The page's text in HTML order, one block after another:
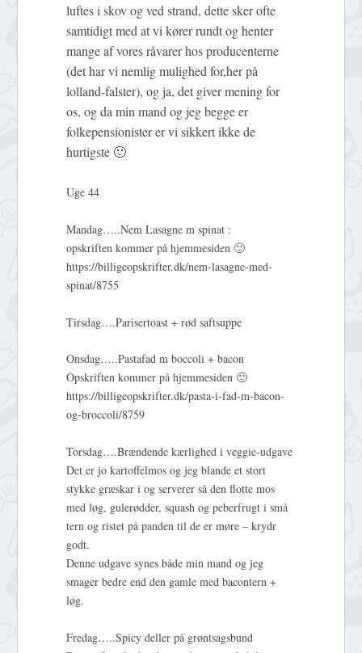
luftes i skov og ved strand, dette sker ofte
samtidigt med at vi kører rundt og henter
mange af vores råvarer hos producenterne
(det har vi nemlig mulighed for,her på
lolland-falster), og ja, det giver mening for
os, og da min mand og jeg begge er
folkepensionister er vi sikkert ikke de
hurtigste 🙂
Uge 44
Mandag…..Nem Lasagne m spinat :
opskriften kommer på hjemmesiden 🙂
https://billigeopskrifter.dk/nem-lasagne-med-
spinat/8755
Tirsdag….Parisertoast + rød saftsuppe
Onsdag…..Pastafad m boccoli + bacon
Opskriften kommer på hjemmesiden 🙂
https://billigeopskrifter.dk/pasta-i-fad-m-bacon-
og-broccoli/8759
Torsdag….Brændende kærlighed i veggie-udgave
Det er jo kartoffelmos og jeg blande et stort
stykke græskar i og serverer så den flotte mos
med løg, gulerødder, squash og peberfrugt i små
tern og ristet på panden til de er møre – krydr
godt.
Denne udgave synes både min mand og jeg
smager bedre end den gamle med bacontern +
løg.
Fredag…..Spicy deller på grøntsagsbund